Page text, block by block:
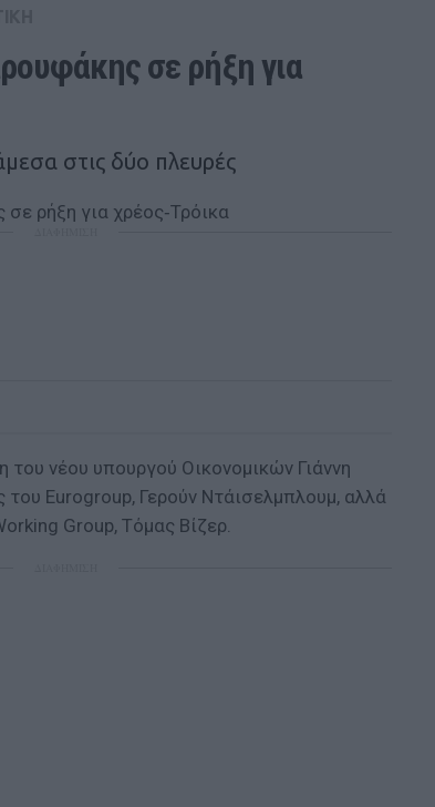
σε ρήξη για
στις δύο πλευρές
νέου υπουργού Οικονομικών Γιάννη
Eurogroup, Γερούν Ντάισελμπλουμ, αλλά
Group, Τόμας Βίζερ.